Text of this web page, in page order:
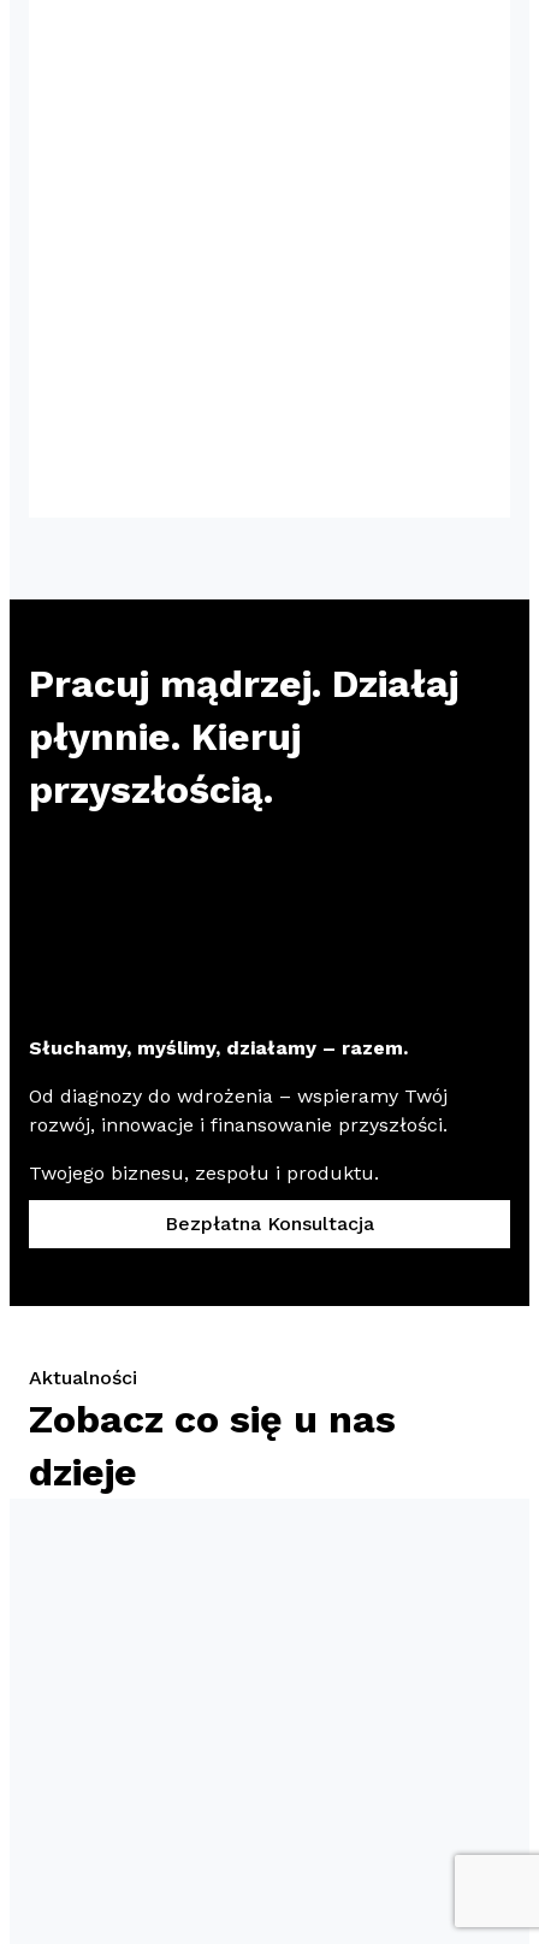
Pracuj mądrzej. Działaj
płynnie. Kieruj
przyszłością.
Słuchamy, myślimy, działamy – razem.
Od diagnozy do wdrożenia – wspieramy Twój
rozwój, innowacje i finansowanie przyszłości.
Twojego biznesu, zespołu i produktu.
Bezpłatna Konsultacja
Aktualności
Zobacz co się u nas
dzieje